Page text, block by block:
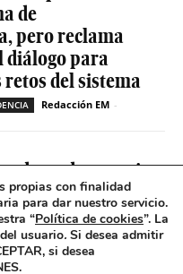
de
pero reclama
diálogo para
del sistema
Redacción EM -
deseada es casi
entre
tienen
salud mental
Redacción EM
propias con finalidad
para dar nuestro servicio.
“Política de cookies”. La
usuario. Si desea admitir
si desea